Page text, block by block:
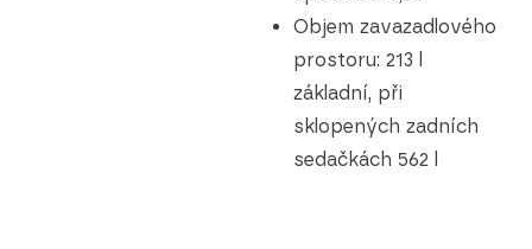
Objem zavazadlového
prostoru: 213 l
základní, při
sklopených zadních
sedačkách 562 l